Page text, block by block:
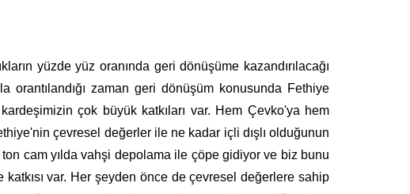
yüzde yüz oranında geri dönüşüme kazandırılacağı
orantılandığı zaman geri dönüşüm konusunda Fethiye
çok büyük katkıları var. Hem Çevko'ya hem
çevresel değerler ile ne kadar içli dışlı olduğunun
cam yılda vahşi depolama ile çöpe gidiyor ve biz bunu
var. Her şeyden önce de çevresel değerlere sahip